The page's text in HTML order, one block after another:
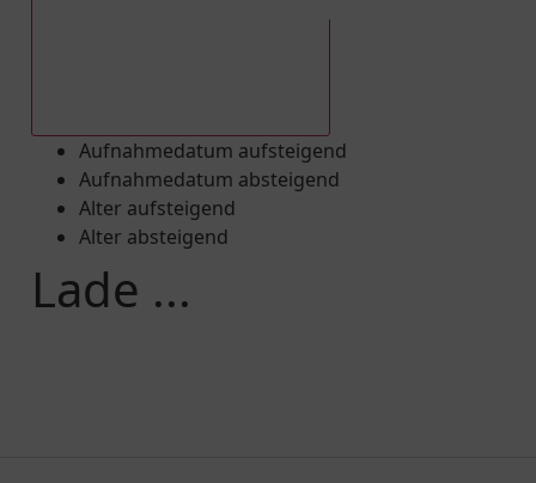
Aufnahmedatum aufsteigend
Aufnahmedatum absteigend
Alter aufsteigend
Alter absteigend
Lade ...